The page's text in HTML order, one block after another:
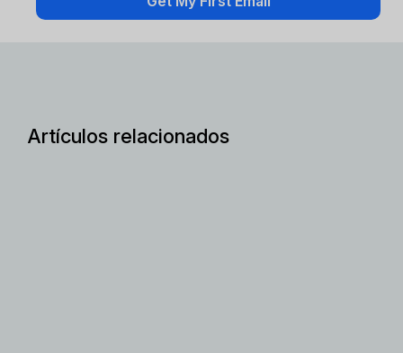
Artículos relacionados